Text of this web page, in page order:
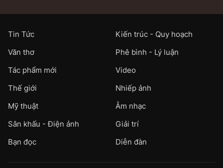
Tin Tức
Kiến trúc - Quy hoạch
Văn thơ
Phê bình - Lý luận
Tác phẩm mới
Video
Thế giới
Nhiếp ảnh
Mỹ thuật
Âm nhạc
Sân khấu - Điện ảnh
Giải trí
Bạn đọc
Diễn đàn